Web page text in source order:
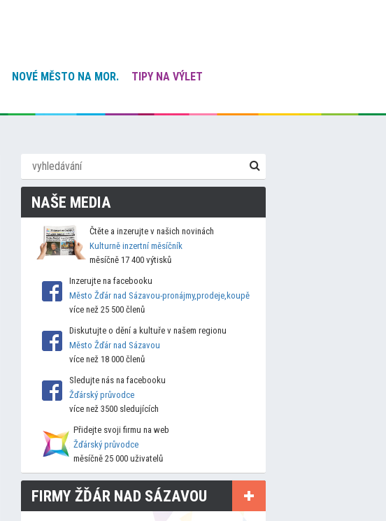
NOVÉ MĚSTO NA MOR.
TIPY NA VÝLET
NAŠE MEDIA
Čtěte a inzerujte v našich novinách
Kulturně inzertní měsíčník
měsíčně 17 400 výtisků
Inzerujte na facebooku
Město Žďár nad Sázavou-pronájmy,prodeje,koupě
více než 25 500 členů
Diskutujte o dění a kultuře v našem regionu
Město Žďár nad Sázavou
více než 18 000 členů
Sledujte nás na facebooku
Žďárský průvodce
více než 3500 sledujících
Přidejte svoji firmu na web
Žďárský průvodce
měsíčně 25 000 uživatelů
FIRMY ŽĎÁR NAD SÁZAVOU